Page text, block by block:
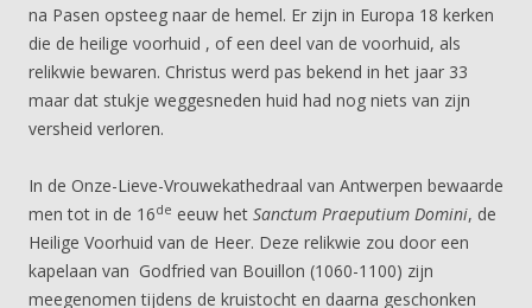
na Pasen opsteeg naar de hemel. Er zijn in Europa 18 kerken
die de heilige voorhuid , of een deel van de voorhuid, als
relikwie bewaren. Christus werd pas bekend in het jaar 33
maar dat stukje weggesneden huid had nog niets van zijn
versheid verloren.
In de Onze-Lieve-Vrouwekathedraal van Antwerpen bewaarde
men tot in de 16de eeuw het Sanctum Praeputium Domini, de
Heilige Voorhuid van de Heer. Deze relikwie zou door een
kapelaan van Godfried van Bouillon (1060-1100) zijn
meegenomen tijdens de kruistocht en daarna geschonken